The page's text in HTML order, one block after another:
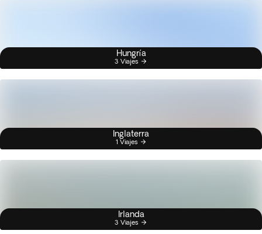
Hungría
3 Viajes
Inglaterra
1 Viajes
Irlanda
3 Viajes